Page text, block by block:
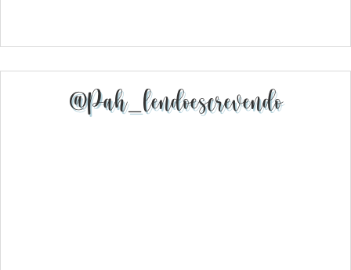
@pah_lendoescrevendo